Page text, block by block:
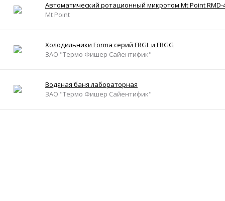
Автоматический ротационный микротом Mt Point RMD-
Mt Point
Холодильники Forma серий FRGL и FRGG
ЗАО "Термо Фишер Сайентифик"
Водяная баня лабораторная
ЗАО "Термо Фишер Сайентифик"